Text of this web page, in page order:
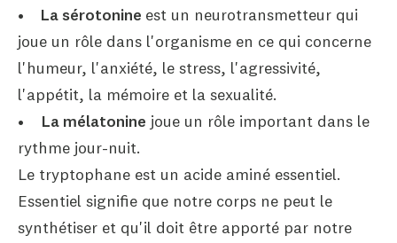
•
La sérotonine est un neurotransmetteur qui
joue un rôle dans l'organisme en ce qui concerne
l'humeur, l'anxiété, le stress, l'agressivité,
l'appétit, la mémoire et la sexualité.
• La mélatonine joue un rôle important dans le
rythme jour-nuit.
Le tryptophane est un acide aminé essentiel.
Essentiel signifie que notre corps ne peut le
synthétiser et qu'il doit être apporté par notre